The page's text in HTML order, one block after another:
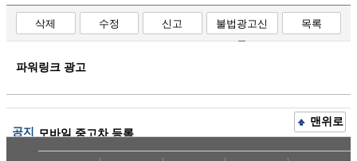
삭제 수정 신고
불법광고신
고
목록
파워링크 광고
공지 모바일 중고차 등록
맨위로